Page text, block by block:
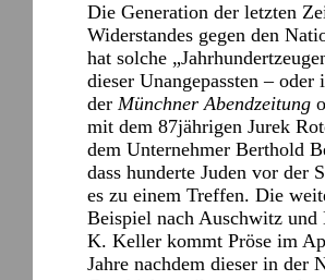
Die Generation der letzten
Widerstandes gegen den
hat solche
dieser Unangepassten –
der Münchner Abendzeitung
mit dem 87jährigen Jurek
dem Unternehmer Berthold
dass hunderte Juden vor der
es zu einem Treffen. Die
Beispiel nach Auschwitz
K. Keller kommt Pröse im
Jahre nachdem dieser in der